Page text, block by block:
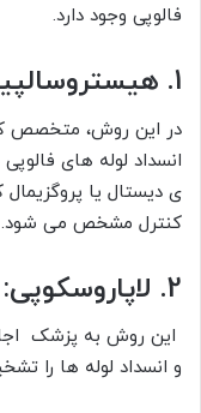
فالوپی وجود دارد.
1. هیستروسالپینگوگرام یا HSG:
در این روش، متخصص
انسداد لوله های
ی ديستال یا
کنترل مشخص می شود.
2. لاپاروسکوپی:
این روش به پزشک
و انسداد لوله ها را